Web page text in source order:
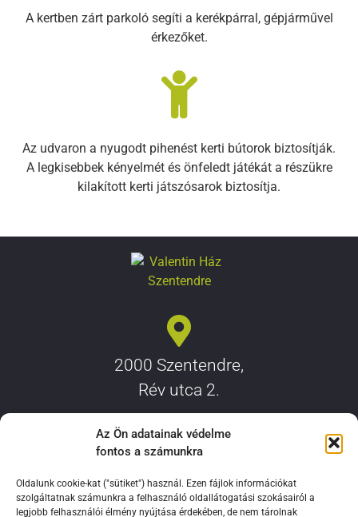
Az Ön adatainak védelme
fontos a számunkra
Oldalunk cookie-kat ("sütiket") használ. Ezen fájlok információkat
szolgáltatnak számunkra a felhasználó oldallátogatási szokásairól a
legjobb felhasználói élmény nyújtása érdekében, de nem tárolnak
A kertben zárt parkoló segíti a kerékpárral, gépjárművel
érkezőket.
Az udvaron a nyugodt pihenést kerti bútorok biztosítják.
A legkisebbek kényelmét és önfeledt játékát a részükre
kilakított kerti játszósarok biztosítja.
2000 Szentendre,
Rév utca 2.
+36-30/55-44-344